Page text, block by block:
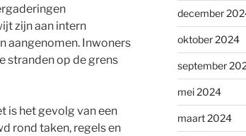
zijn aan intern
aangenomen. Inwoners
stranden op de grens
is het gevolg van een
rond taken, regels en
december
oktober 2024
september
mei 2024
maart 2024